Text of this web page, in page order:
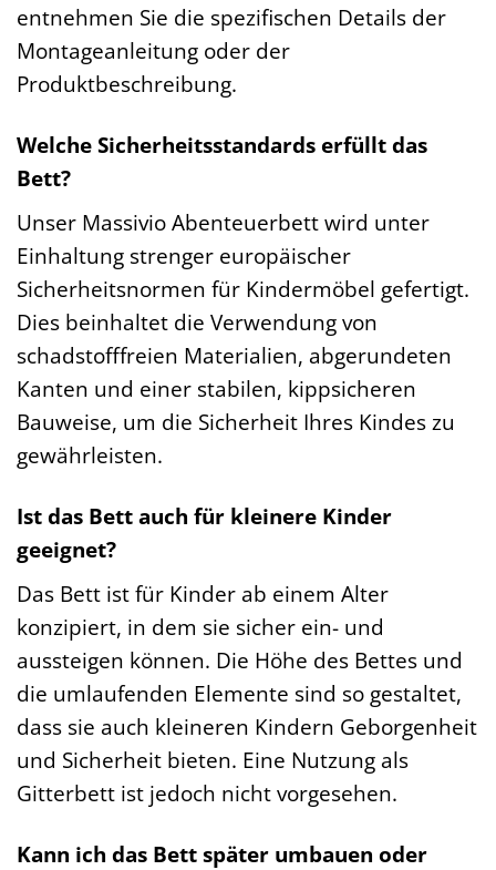
entnehmen Sie die spezifischen Details der
Montageanleitung oder der
Produktbeschreibung.
Welche Sicherheitsstandards erfüllt das
Bett?
Unser Massivio Abenteuerbett wird unter
Einhaltung strenger europäischer
Sicherheitsnormen für Kindermöbel gefertigt.
Dies beinhaltet die Verwendung von
schadstofffreien Materialien, abgerundeten
Kanten und einer stabilen, kippsicheren
Bauweise, um die Sicherheit Ihres Kindes zu
gewährleisten.
Ist das Bett auch für kleinere Kinder
geeignet?
Das Bett ist für Kinder ab einem Alter
konzipiert, in dem sie sicher ein- und
aussteigen können. Die Höhe des Bettes und
die umlaufenden Elemente sind so gestaltet,
dass sie auch kleineren Kindern Geborgenheit
und Sicherheit bieten. Eine Nutzung als
Gitterbett ist jedoch nicht vorgesehen.
Kann ich das Bett später umbauen oder